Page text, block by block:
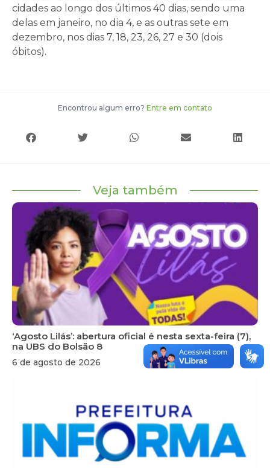
cidades ao longo dos últimos 40 dias, sendo uma
delas em janeiro, no dia 4, e as outras sete em
dezembro, nos dias 7, 18, 23, 26, 27 e 30 (dois
óbitos).
Encontrou algum erro? Entre em contato
Veja também
‘Agosto Lilás’: abertura oficial é nesta sexta-feira (7),
na UBS do Bolsão 8
6 de agosto de 2026